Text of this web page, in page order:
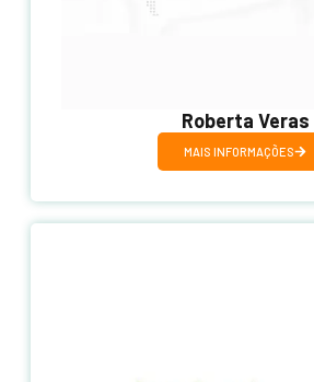
Roberta Veras
MAIS INFORMAÇÕES